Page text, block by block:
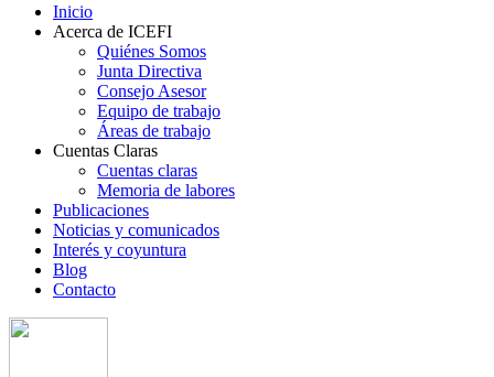
Inicio
Acerca de ICEFI
Quiénes Somos
Junta Directiva
Consejo Asesor
Equipo de trabajo
Áreas de trabajo
Cuentas Claras
Cuentas claras
Memoria de labores
Publicaciones
Noticias y comunicados
Interés y coyuntura
Blog
Contacto